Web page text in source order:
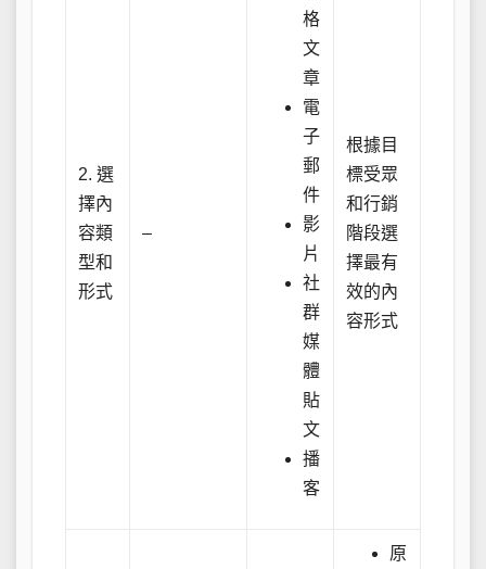
2. 選
擇內
容類
型和
形式
–
格
文
章
電
子
郵
件
影
片
社
群
媒
體
貼
文
播
客
根據目
標受眾
和行銷
階段選
擇最有
效的內
容形式
原